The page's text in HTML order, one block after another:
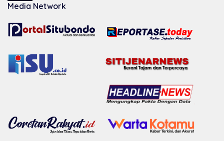
Media Network